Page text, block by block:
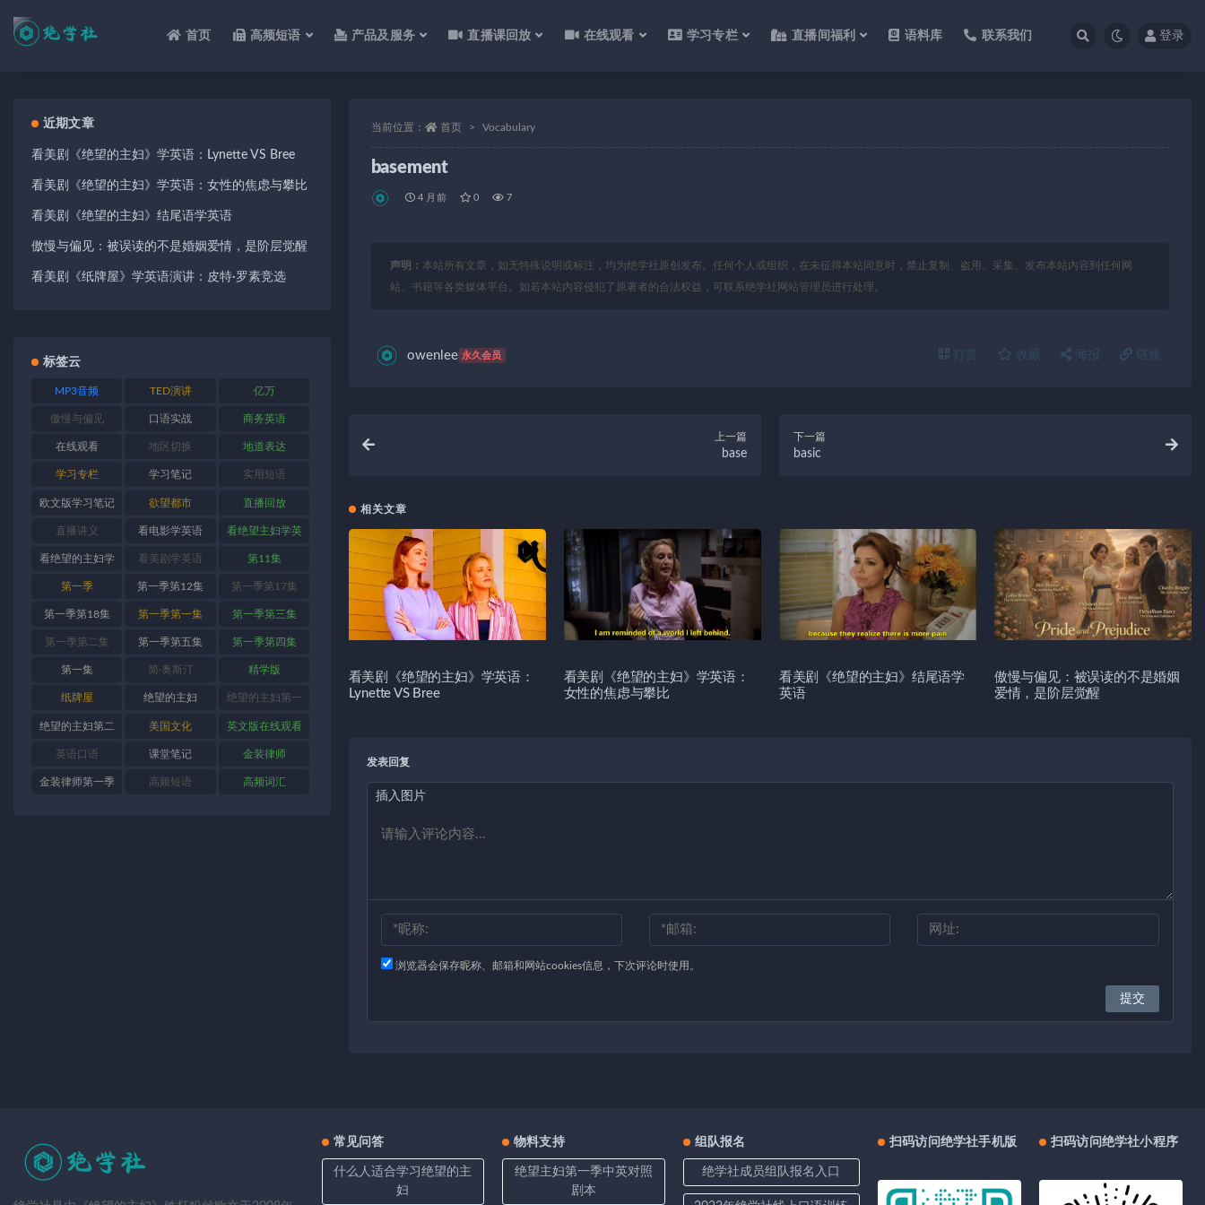
首页 高频短语 产品及服务 直播课回放 在线观看 学习专栏 直播间福利 语料库 联系我们 登录
当前位置： 首页 Vocabulary
basement
4 月前 0 7
声明： 本站所有文章，如无特殊说明或标注，均为绝学社原创发布。任何个人或组织，在未征得本站同意时，禁止复制、盗用、采集、发布本站内容到任何网
站、书籍等各类媒体平台。如若本站内容侵犯了原著者的合法权益，可联系绝学社网站管理员进行处理。
owenlee 永久会员 打赏 收藏 海报 链接
上一篇
base
下一篇
basic
相关文章
看美剧《绝望的主妇》学英语：
Lynette VS Bree
看美剧《绝望的主妇》学英语：
女性的焦虑与攀比
看美剧《绝望的主妇》结尾语学
英语
傲慢与偏见：被误读的不是婚姻
爱情，是阶层觉醒
发表回复
插入图片
浏览器会保存昵称、邮箱和网站cookies信息，下次评论时使用。
近期文章
看美剧《绝望的主妇》学英语：Lynette VS Bree
看美剧《绝望的主妇》学英语：女性的焦虑与攀比
看美剧《绝望的主妇》结尾语学英语
傲慢与偏见：被误读的不是婚姻爱情，是阶层觉醒
看美剧《纸牌屋》学英语演讲：皮特·罗素竞选
标签云
MP3音频 TED演讲 亿万
傲慢与偏见 口语实战 商务英语
在线观看 地区切换 地道表达
学习专栏 学习笔记 实用短语
欧文版学习笔记 欲望都市 直播回放
直播讲义 看电影学英语 看绝望主妇学英
语
看绝望的主妇学
英语
看美剧学英语 第11集
第一季 第一季第12集 第一季第17集
第一季第18集 第一季第一集 第一季第三集
第一季第二集 第一季第五集 第一季第四集
第一集 简·奥斯汀 精学版
纸牌屋 绝望的主妇 绝望的主妇第一
季
绝望的主妇第二
季
美国文化 英文版在线观看
英语口语 课堂笔记 金装律师
金装律师第一季 高频短语 高频词汇
常见问答
什么人适合学习绝望的主
妇
物料支持
绝望主妇第一季中英对照
剧本
组队报名
绝学社成员组队报名入口
扫码访问绝学社手机版 扫码访问绝学社小程序